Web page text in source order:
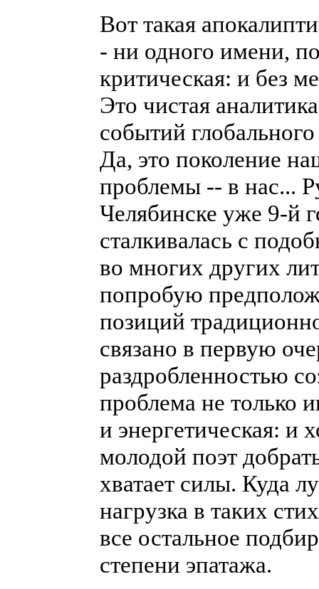
Вот такая
- ни одного имени,
критическая: и без
Это чистая
событий
Да, это поколение
проблемы -- в нас...
Челябинске уже 9-й
сталкивалась с
во многих других
попробую
позиций
связано в первую
раздробленностью
проблема не только
и энергетическая: и
молодой поэт
хватает силы. Куда
нагрузка в таких
все остальное
степени эпатажа.